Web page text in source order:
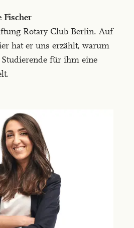
Fi­scher
Rotary Club Berlin. Auf
hat er uns erzählt, warum
für ihm eine